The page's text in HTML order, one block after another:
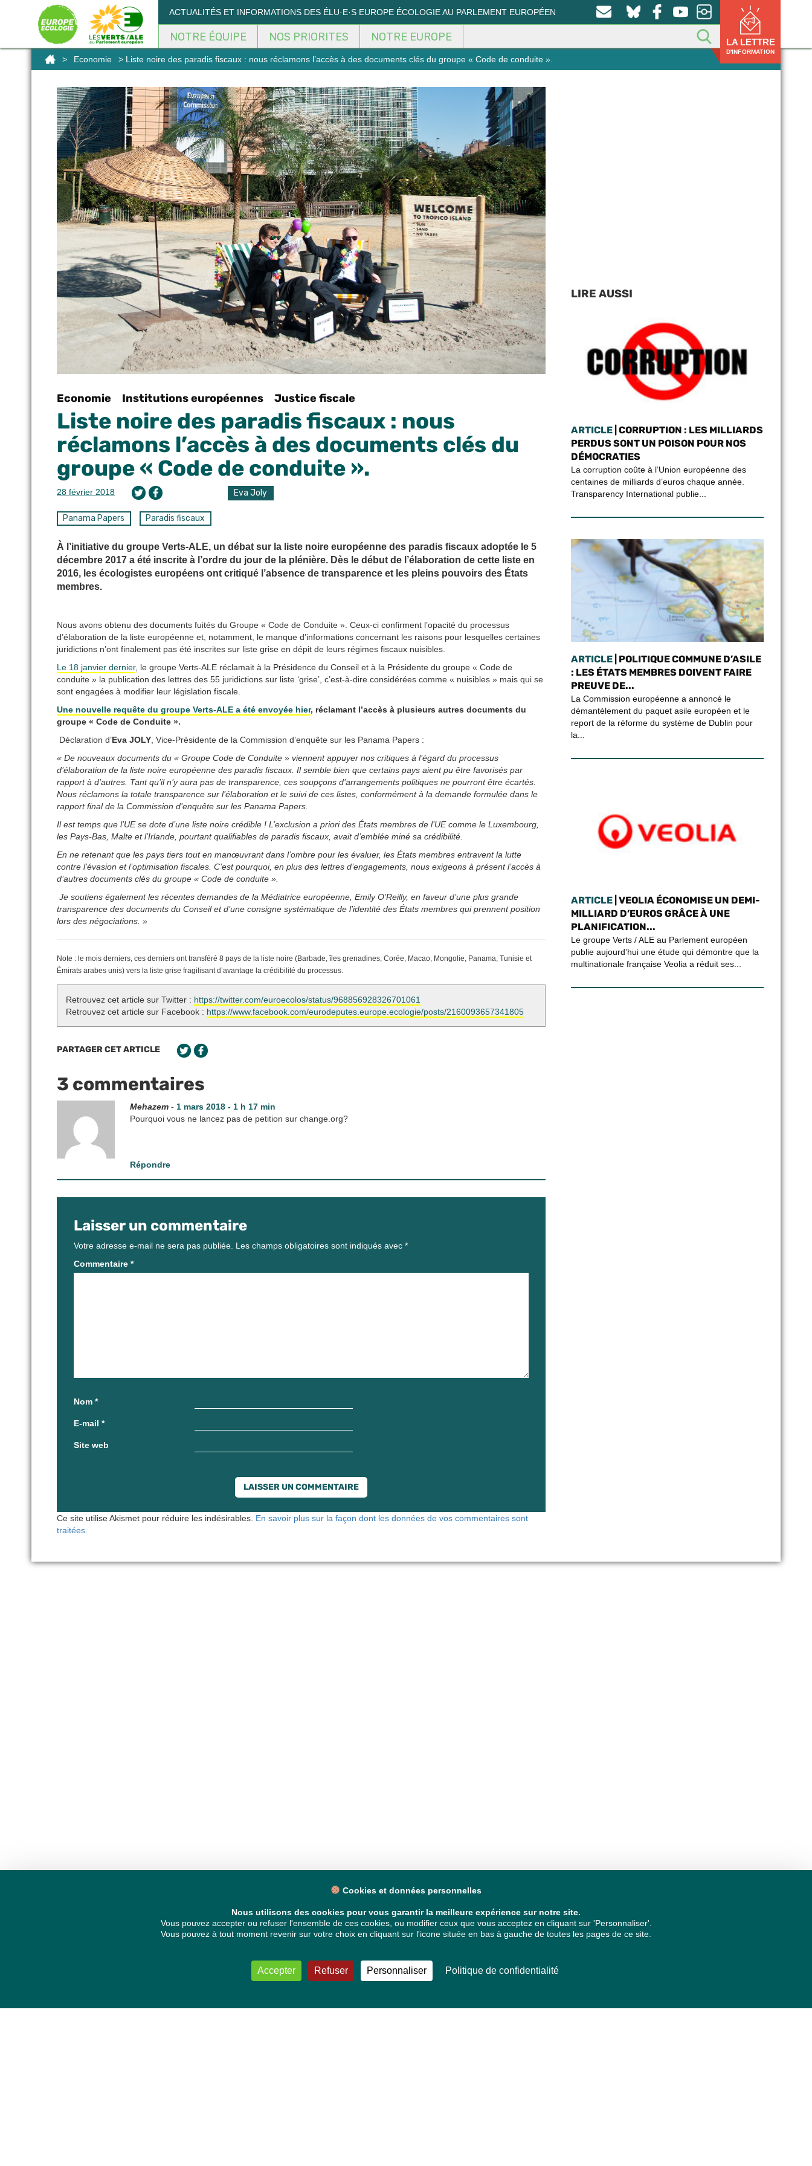
ACTUALITÉS ET INFORMATIONS DES ÉLU·E·S EUROPE ÉCOLOGIE AU PARLEMENT EUROPÉEN
NOTRE ÉQUIPE NOS PRIORITES NOTRE EUROPE LA LETTRE
D'INFORMATION
> Economie > Liste noire des paradis fiscaux : nous réclamons l’accès à des documents clés du groupe « Code de conduite ».
Economie Institutions européennes Justice fiscale
Liste noire des paradis fiscaux : nous
réclamons l’accès à des documents clés du
groupe « Code de conduite ».
28 février 2018 Eva Joly
Panama Papers Paradis fiscaux
À l’initiative du groupe Verts-ALE, un débat sur la liste noire européenne des paradis fiscaux adoptée le 5
décembre 2017 a été inscrite à l’ordre du jour de la plénière. Dès le début de l’élaboration de cette liste en
2016, les écologistes européens ont critiqué l’absence de transparence et les pleins pouvoirs des États
membres.
Nous avons obtenu des documents fuités du Groupe « Code de Conduite ». Ceux-ci confirment l’opacité du processus
d’élaboration de la liste européenne et, notamment, le manque d’informations concernant les raisons pour lesquelles certaines
juridictions n’ont finalement pas été inscrites sur liste grise en dépit de leurs régimes fiscaux nuisibles.
Le 18 janvier dernier, le groupe Verts-ALE réclamait à la Présidence du Conseil et à la Présidente du groupe « Code de
conduite » la publication des lettres des 55 juridictions sur liste ‘grise’, c’est-à-dire considérées comme « nuisibles » mais qui se
sont engagées à modifier leur législation fiscale.
Une nouvelle requête du groupe Verts-ALE a été envoyée hier, réclamant l’accès à plusieurs autres documents du
groupe « Code de Conduite ».
Déclaration d’Eva JOLY, Vice-Présidente de la Commission d’enquête sur les Panama Papers :
« De nouveaux documents du « Groupe Code de Conduite » viennent appuyer nos critiques à l’égard du processus
d’élaboration de la liste noire européenne des paradis fiscaux. Il semble bien que certains pays aient pu être favorisés par
rapport à d’autres. Tant qu’il n’y aura pas de transparence, ces soupçons d’arrangements politiques ne pourront être écartés.
Nous réclamons la totale transparence sur l’élaboration et le suivi de ces listes, conformément à la demande formulée dans le
rapport final de la Commission d’enquête sur les Panama Papers.
Il est temps que l’UE se dote d’une liste noire crédible ! L’exclusion a priori des États membres de l’UE comme le Luxembourg,
les Pays-Bas, Malte et l’Irlande, pourtant qualifiables de paradis fiscaux, avait d’emblée miné sa crédibilité.
En ne retenant que les pays tiers tout en manœuvrant dans l’ombre pour les évaluer, les États membres entravent la lutte
contre l’évasion et l’optimisation fiscales. C’est pourquoi, en plus des lettres d’engagements, nous exigeons à présent l’accès à
d’autres documents clés du groupe « Code de conduite ».
Je soutiens également les récentes demandes de la Médiatrice européenne, Emily O’Reilly, en faveur d’une plus grande
transparence des documents du Conseil et d’une consigne systématique de l’identité des États membres qui prennent position
lors des négociations. »
Note : le mois derniers, ces derniers ont transféré 8 pays de la liste noire (Barbade, îles grenadines, Corée, Macao, Mongolie, Panama, Tunisie et
Émirats arabes unis) vers la liste grise fragilisant d’avantage la crédibilité du processus.
Retrouvez cet article sur Twitter : https://twitter.com/euroecolos/status/968856928326701061
Retrouvez cet article sur Facebook : https://www.facebook.com/eurodeputes.europe.ecologie/posts/2160093657341805
PARTAGER CET ARTICLE
3 commentaires
Mehazem -1 mars 2018 - 1 h 17 min
Pourquoi vous ne lancez pas de petition sur change.org?
Répondre
Laisser un commentaire
Votre adresse e-mail ne sera pas publiée. Les champs obligatoires sont indiqués avec *
Commentaire *
Nom *
E-mail *
Site web
Ce site utilise Akismet pour réduire les indésirables. En savoir plus sur la façon dont les données de vos commentaires sont
traitées.
LIRE AUSSI
ARTICLE| CORRUPTION : LES MILLIARDS
PERDUS SONT UN POISON POUR NOS
DÉMOCRATIES
La corruption coûte à l’Union européenne des
centaines de milliards d’euros chaque année.
Transparency International publie...
ARTICLE| POLITIQUE COMMUNE D’ASILE
: LES ÉTATS MEMBRES DOIVENT FAIRE
PREUVE DE...
La Commission européenne a annoncé le
démantèlement du paquet asile européen et le
report de la réforme du système de Dublin pour
la...
ARTICLE| VEOLIA ÉCONOMISE UN DEMI-
MILLIARD D’EUROS GRÂCE À UNE
PLANIFICATION...
Le groupe Verts / ALE au Parlement européen
publie aujourd’hui une étude qui démontre que la
multinationale française Veolia a réduit ses...
Panneau de gestion des cookies
Cookies et données personnelles
Nous utilisons des cookies pour vous garantir la meilleure expérience sur notre site.
Vous pouvez accepter ou refuser l'ensemble de ces cookies, ou modifier ceux que vous acceptez en cliquant sur 'Personnaliser'.
Vous pouvez à tout moment revenir sur votre choix en cliquant sur l'icone située en bas à gauche de toutes les pages de ce site.
Accepter Refuser Personnaliser Politique de confidentialité